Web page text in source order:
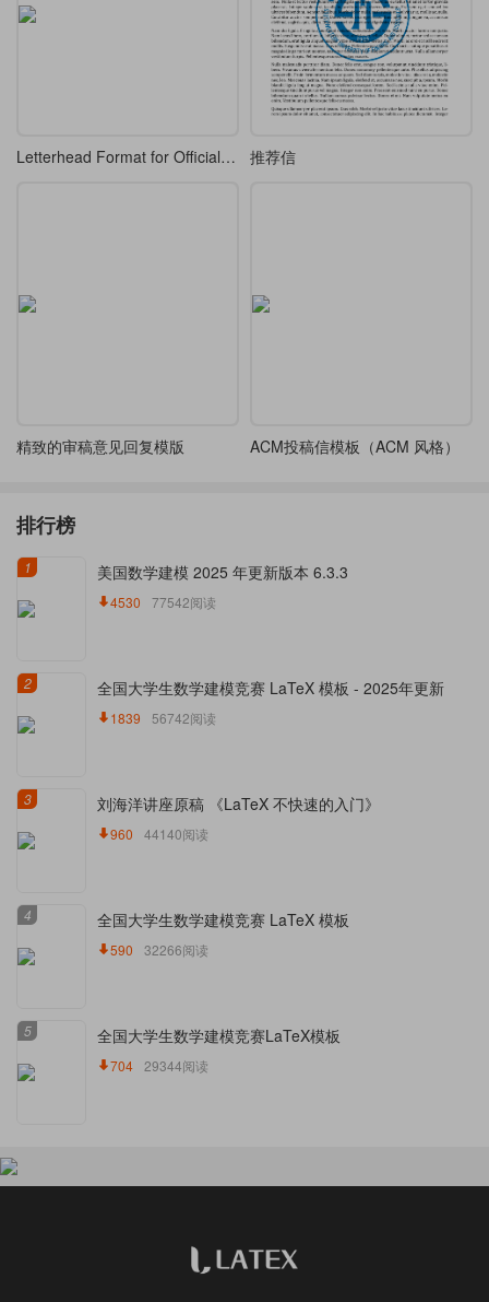
Letterhead Format for Official Document of Government Organs - 党政机关公文信函格式文头-GB/T 9704-2012 推荐信
精致的审稿意见回复模版 ACM投稿信模板（ACM 风格）
排行榜
1 美国数学建模 2025 年更新版本 6.3.3
4530 77542阅读
2 全国大学生数学建模竞赛 LaTeX 模板 - 2025年更新
1839 56742阅读
3 刘海洋讲座原稿 《LaTeX 不快速的入门》
960 44140阅读
4 全国大学生数学建模竞赛 LaTeX 模板
590 32266阅读
5 全国大学生数学建模竞赛LaTeX模板
704 29344阅读